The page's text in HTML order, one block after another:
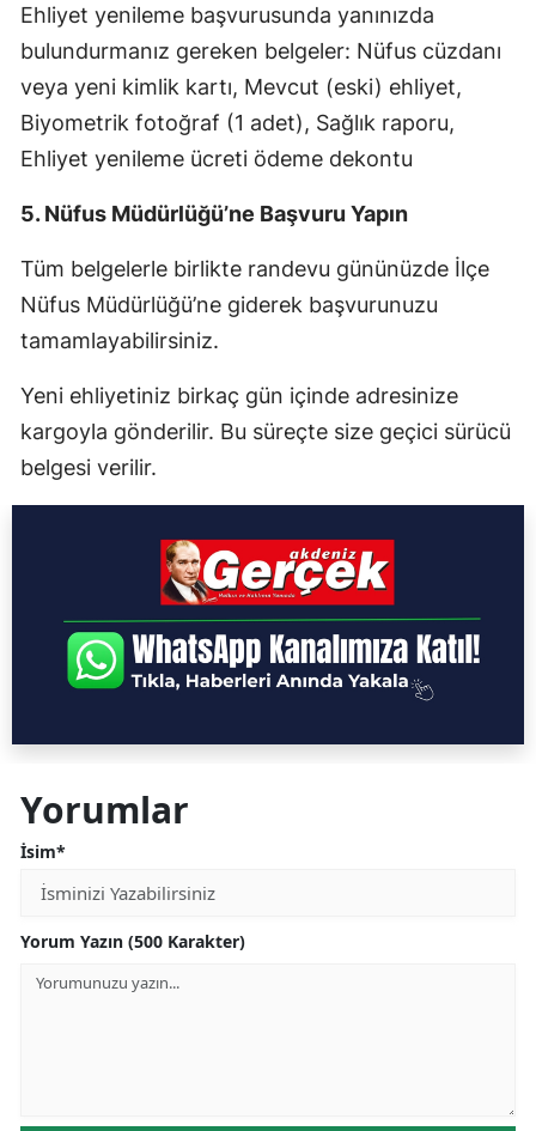
Ehliyet yenileme başvurusunda yanınızda
bulundurmanız gereken belgeler: Nüfus cüzdanı
veya yeni kimlik kartı, Mevcut (eski) ehliyet,
Biyometrik fotoğraf (1 adet), Sağlık raporu,
Ehliyet yenileme ücreti ödeme dekontu
5. Nüfus Müdürlüğü’ne Başvuru Yapın
Tüm belgelerle birlikte randevu gününüzde İlçe
Nüfus Müdürlüğü’ne giderek başvurunuzu
tamamlayabilirsiniz.
Yeni ehliyetiniz birkaç gün içinde adresinize
kargoyla gönderilir. Bu süreçte size geçici sürücü
belgesi verilir.
Yorumlar
İsim*
Yorum Yazın (500 Karakter)